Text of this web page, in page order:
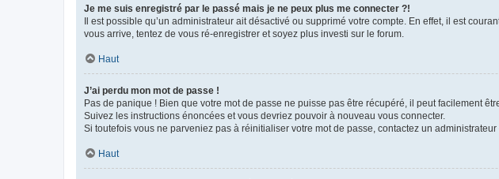
Je me suis enregistré par le passé mais je ne peux plus me connecter ?!
Il est possible qu’un administrateur ait désactivé ou supprimé votre compte. En effet, il est
vous arrive, tentez de vous ré-enregistrer et soyez plus investi sur le forum.
Haut
J’ai perdu mon mot de passe !
Pas de panique ! Bien que votre mot de passe ne puisse pas être récupéré, il peut facilement
Suivez les instructions énoncées et vous devriez pouvoir à nouveau vous connecter.
Si toutefois vous ne parveniez pas à réinitialiser votre mot de passe, contactez un administrateur
Haut